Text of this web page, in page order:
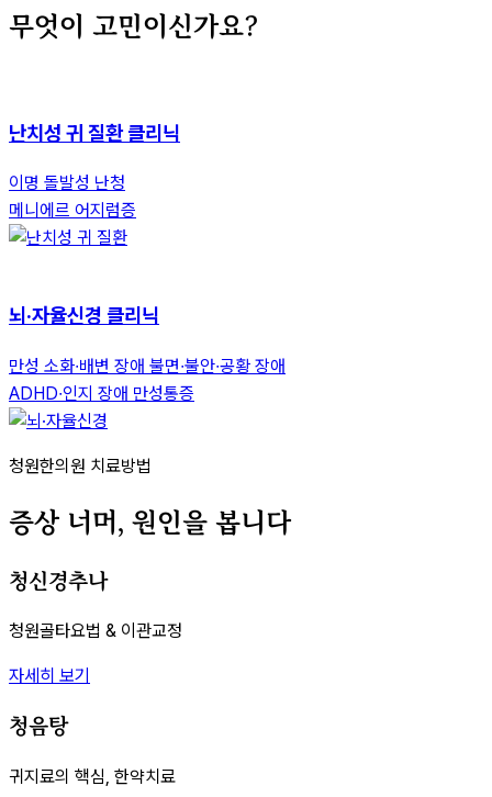
무엇이 고민이신가요?
난치성 귀 질환 클리닉
이명 돌발성 난청
메니에르 어지럼증
뇌·자율신경 클리닉
만성 소화∙배변 장애 불면∙불안∙공황 장애
ADHD∙인지 장애 만성통증
청원한의원 치료방법
증상 너머, 원인을 봅니다
청신경추나
청원골타요법 & 이관교정
자세히 보기
청음탕
귀지료의 핵심, 한약치료